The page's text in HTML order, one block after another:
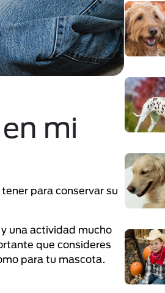
mi
para conservar su
una actividad mucho
que consideres
para tu mascota.